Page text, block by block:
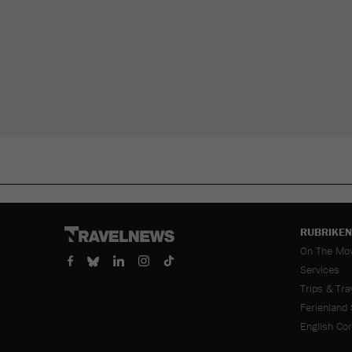
RUBRIKEN
Navigation
On The
Services
Trips &
Ferienland
English